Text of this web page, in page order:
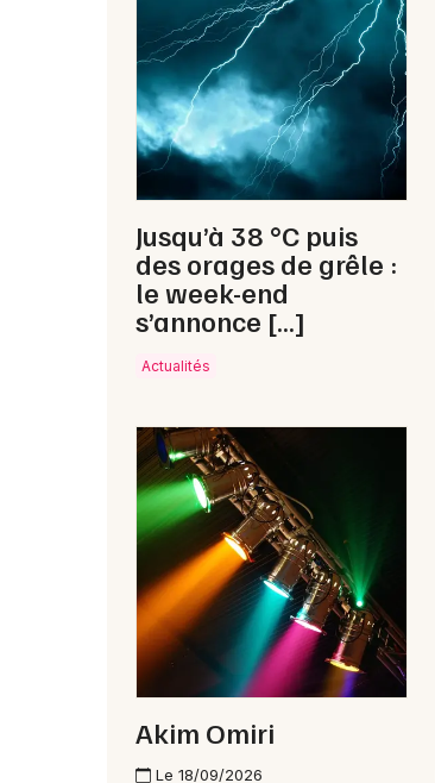
Jusqu’à 38 °C puis
des orages de grêle :
le week-end
s’annonce […]
Actualités
Akim Omiri
Le 18/09/2026